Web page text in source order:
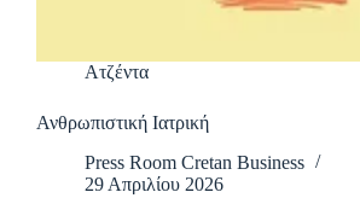
Ατζέντα
Ανθρωπιστική Ιατρική
Press Room Cretan Business
29 Απριλίου 2026